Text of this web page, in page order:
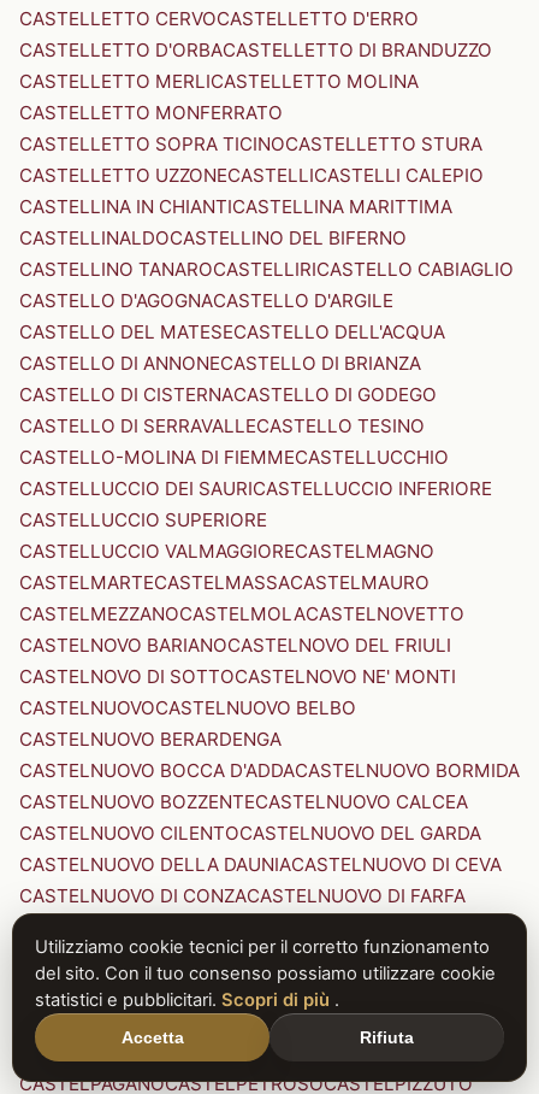
CASTELLETTO CERVOCASTELLETTO D'ERRO
CASTELLETTO D'ORBACASTELLETTO DI BRANDUZZO
CASTELLETTO MERLICASTELLETTO MOLINA
CASTELLETTO MONFERRATO
CASTELLETTO SOPRA TICINOCASTELLETTO STURA
CASTELLETTO UZZONECASTELLICASTELLI CALEPIO
CASTELLINA IN CHIANTICASTELLINA MARITTIMA
CASTELLINALDOCASTELLINO DEL BIFERNO
CASTELLINO TANAROCASTELLIRICASTELLO CABIAGLIO
CASTELLO D'AGOGNACASTELLO D'ARGILE
CASTELLO DEL MATESECASTELLO DELL'ACQUA
CASTELLO DI ANNONECASTELLO DI BRIANZA
CASTELLO DI CISTERNACASTELLO DI GODEGO
CASTELLO DI SERRAVALLECASTELLO TESINO
CASTELLO-MOLINA DI FIEMMECASTELLUCCHIO
CASTELLUCCIO DEI SAURICASTELLUCCIO INFERIORE
CASTELLUCCIO SUPERIORE
CASTELLUCCIO VALMAGGIORECASTELMAGNO
CASTELMARTECASTELMASSACASTELMAURO
CASTELMEZZANOCASTELMOLACASTELNOVETTO
CASTELNOVO BARIANOCASTELNOVO DEL FRIULI
CASTELNOVO DI SOTTOCASTELNOVO NE' MONTI
CASTELNUOVOCASTELNUOVO BELBO
CASTELNUOVO BERARDENGA
CASTELNUOVO BOCCA D'ADDACASTELNUOVO BORMIDA
CASTELNUOVO BOZZENTECASTELNUOVO CALCEA
CASTELNUOVO CILENTOCASTELNUOVO DEL GARDA
CASTELNUOVO DELLA DAUNIACASTELNUOVO DI CEVA
CASTELNUOVO DI CONZACASTELNUOVO DI FARFA
CASTELNUOVO DI PORTO CASTELNUOVO DON BOSCO
CASTELNUOVO MAGRACASTELNUOVO NIGRA
CASTELNUOVO PARANOCASTELNUOVO RANGONE
CASTELNUOVO SCRIVIA
CASTELNUOVO VAL DI CECINA
CASTELPAGANOCASTELPETROSOCASTELPIZZUTO
Utilizziamo cookie tecnici per il corretto funzionamento
del sito. Con il tuo consenso possiamo utilizzare cookie
statistici e pubblicitari. Scopri di più .
Accetta Rifiuta